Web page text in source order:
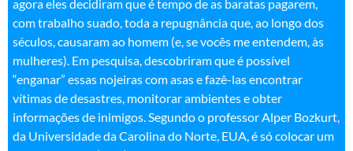
agora eles decidiram que é tempo de as baratas pagarem,
com trabalho suado, toda a repugnância que, ao longo dos
séculos, causaram ao homem (e, se vocês me entendem, às
mulheres). Em pesquisa, descobriram que é possível
“enganar” essas nojeiras com asas e fazê-las encontrar
vítimas de desastres, monitorar ambientes e obter
informações de inimigos. Segundo o professor Alper Bozkurt,
da Universidade da Carolina do Norte, EUA, é só colocar um